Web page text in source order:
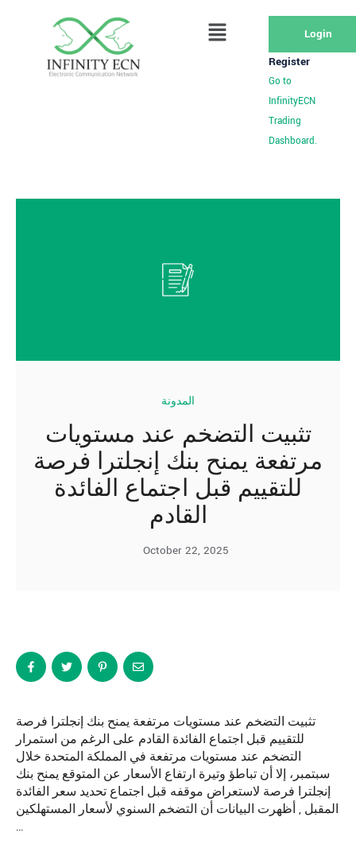
Login
Register
Go to
InfinityECN
Trading
Dashboard.
المدونة
تثبيت التضخم عند مستويات
مرتفعة يمنح بنك إنجلترا فرصة
للتقييم قبل اجتماع الفائدة
القادم
October 22, 2025
تثبيت التضخم عند مستويات مرتفعة يمنح بنك إنجلترا فرصة
للتقييم قبل اجتماع الفائدة القادم على الرغم من استمرار
التضخم عند مستويات مرتفعة في المملكة المتحدة خلال
سبتمبر، إلا أن تباطؤ وتيرة ارتفاع الأسعار عن المتوقع يمنح بنك
إنجلترا فرصة لاستعراض موقفه قبل اجتماع تحديد سعر الفائدة
المقبل , أظهرت البيانات أن التضخم السنوي لأسعار المستهلكين
…